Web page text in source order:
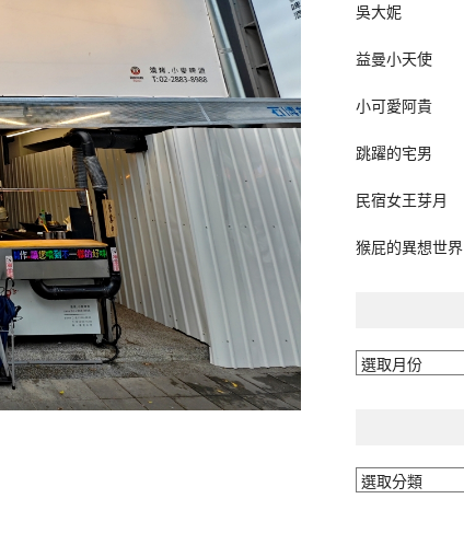
吳大妮
益曼小天使
小可愛阿貴
跳躍的宅男
民宿女王芽月
猴屁的異想世界
彙
分